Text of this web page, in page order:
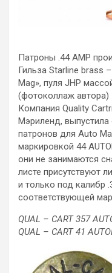
Патроны .44 AMP
Гильза Starline brass
Mag», пуля JHP
(фотоколлаж автора)
Компания Quality
Мэриленд, выпустила
патронов для Auto
маркировкой 44
они не занимаются
листе присутствуют
и только под калибр
соответствующей
QUAL – CART 357
QUAL – CART 41